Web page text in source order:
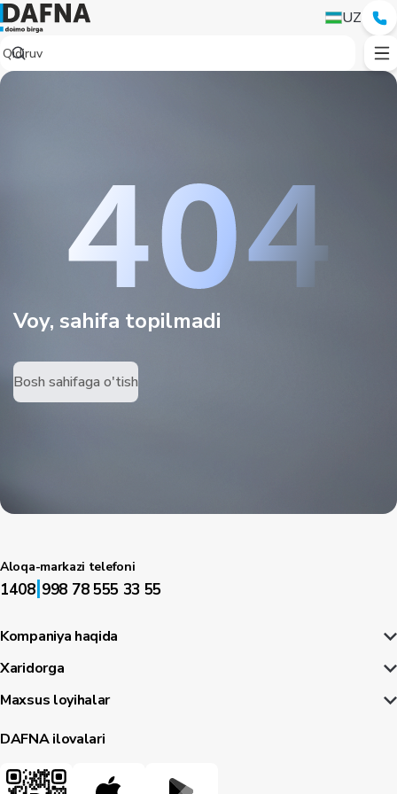
UZ
Voy, sahifa topilmadi
Bosh sahifaga o'tish
Aloqa-markazi telefoni
1408|998 78 555 33 55
Kompaniya haqida
Xaridorga
Maxsus loyihalar
DAFNA ilovalari